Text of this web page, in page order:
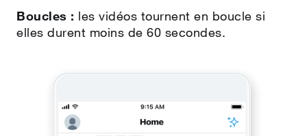
Boucles : les vidéos tournent en boucle si
elles durent moins de 60 secondes.